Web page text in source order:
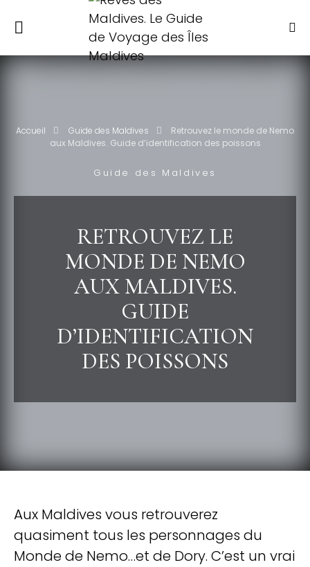
Accueil Guide des Maldives
Retrouvez le monde de Nemo
aux Maldives. Guide d’identification des poissons
Guide des Maldives
RETROUVEZ LE
MONDE DE NEMO
AUX MALDIVES.
GUIDE
D’IDENTIFICATION
DES POISSONS
Aux Maldives vous retrouverez
quasiment tous les personnages du
Monde de Nemo…et de Dory. C’est un vrai